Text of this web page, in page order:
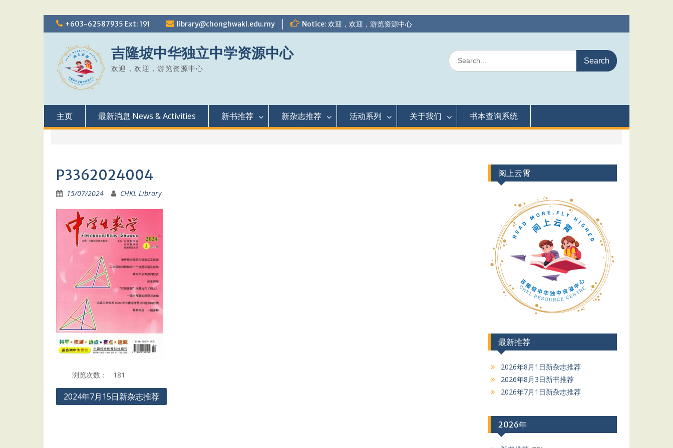
Skip
to
+603-62587935 Ext: 191 library@chonghwakl.edu.my Notice: 欢迎，欢迎，游览资源中心
吉隆坡中华独立中学资源中心
欢迎，欢迎，游览资源中心
Search
for:
主页 最新消息 News & Activities 新书推荐 新杂志推荐 活动系列 关于我们 书本查询系统
P3362024004
15/07/2024 CHKL Library
浏览次数： 181
Post
2024年7月15日新杂志推荐
阅上云霄
最新推荐
2026年8月1日新杂志推荐
2026年8月3日新书推荐
2026年7月1日新杂志推荐
2026年